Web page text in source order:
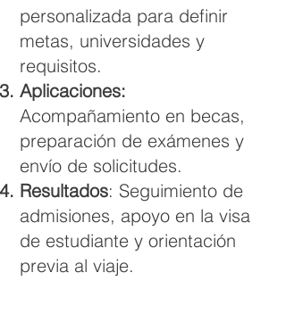
personalizada para definir
metas, universidades y
requisitos.
Aplicaciones:
Acompañamiento en becas,
preparación de exámenes y
envío de solicitudes.
Resultados: Seguimiento de
admisiones, apoyo en la visa
de estudiante y orientación
previa al viaje.